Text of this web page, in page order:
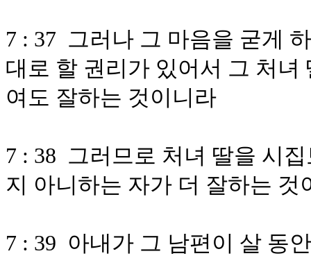
7 : 37 그러나 그 마음을 굳게
대로 할 권리가 있어서 그 처
여도 잘하는 것이니라
7 : 38 그러므로 처녀 딸을 시
지 아니하는 자가 더 잘하는 것
7 : 39 아내가 그 남편이 살 동